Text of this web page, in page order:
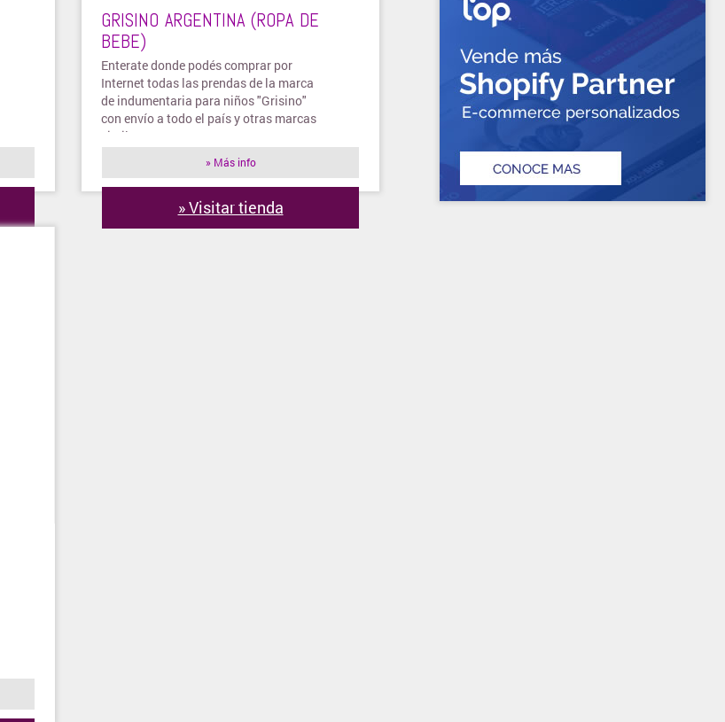
GRISINO ARGENTINA (ROPA DE
BEBE)
Enterate donde podés comprar por
Internet todas las prendas de la marca
de indumentaria para niños "Grisino"
con envío a todo el país y otras marcas
similares!
» Más info
» Visitar tienda